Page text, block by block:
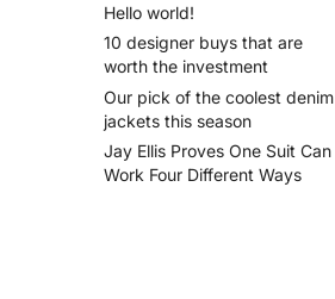
Hello world!
10 designer buys that are
worth the investment
Our pick of the coolest denim
jackets this season
Jay Ellis Proves One Suit Can
Work Four Different Ways